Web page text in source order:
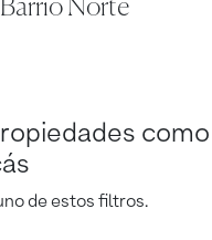
Norte
de estos filtros.